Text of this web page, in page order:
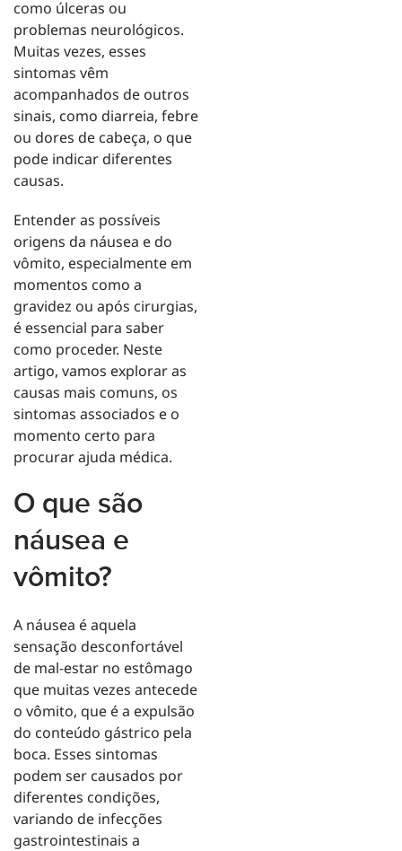
como úlceras ou
problemas neurológicos.
Muitas vezes, esses
sintomas vêm
acompanhados de outros
sinais, como diarreia, febre
ou dores de cabeça, o que
pode indicar diferentes
causas.
Entender as possíveis
origens da náusea e do
vômito, especialmente em
momentos como a
gravidez ou após cirurgias,
é essencial para saber
como proceder. Neste
artigo, vamos explorar as
causas mais comuns, os
sintomas associados e o
momento certo para
procurar ajuda médica.
O que são
náusea e
vômito?
A náusea é aquela
sensação desconfortável
de mal-estar no estômago
que muitas vezes antecede
o vômito, que é a expulsão
do conteúdo gástrico pela
boca. Esses sintomas
podem ser causados por
diferentes condições,
variando de infecções
gastrointestinais a